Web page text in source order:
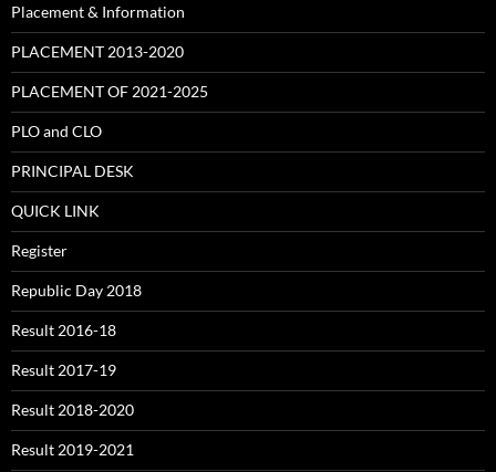
Placement & Information
PLACEMENT 2013-2020
PLACEMENT OF 2021-2025
PLO and CLO
PRINCIPAL DESK
QUICK LINK
Register
Republic Day 2018
Result 2016-18
Result 2017-19
Result 2018-2020
Result 2019-2021